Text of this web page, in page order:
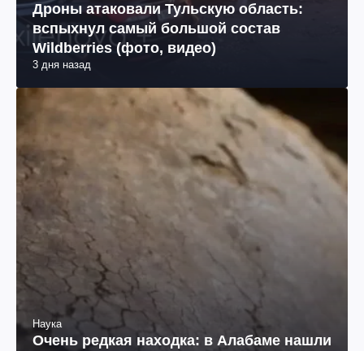
Дроны атаковали Тульскую область:
вспыхнул самый большой состав
Wildberries (фото, видео)
3 дня назад
Наука
Очень редкая находка: в Алабаме нашли